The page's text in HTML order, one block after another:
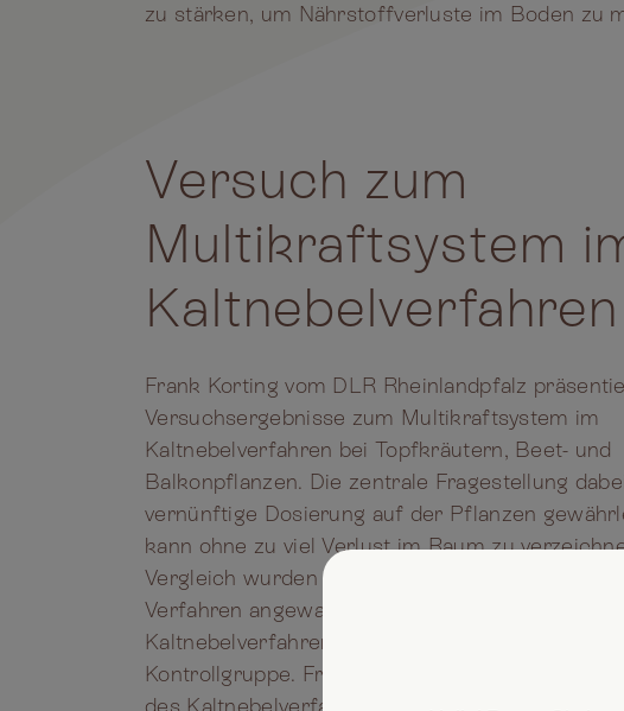
zu stärken, um Nährstoffverluste im Boden zu
Versuch zum
Multikraftsystem
Kaltnebelverfahren
Frank Korting vom DLR Rheinlandpfalz
Versuchsergebnisse zum Multikraftsystem im
Kaltnebelverfahren bei Topfkräutern, Beet- und
Balkonpflanzen. Die zentrale Fragestellung
vernünftige Dosierung auf der Pflanzen
kann ohne zu viel Verlust im Raum zu
Vergleich wurden in mehreren Glashäusern
Verfahren angewandt - Kaltnebelverfahren,
Kaltnebelverfahren mit Biostimulanzien und eine
Kontrollgruppe. Frank Korting betonte die
des Kaltnebelverfahrens und erste positive